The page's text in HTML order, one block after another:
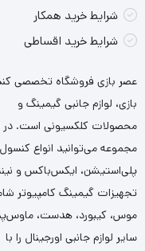
شرایط خرید همکار
شرایط خرید اقساطی
عصر بازی فروشگاه تخصصی
بازی، لوازم جانبی گیمینگ و
محصولات کلکسیونی است. در
مجموعه می‌توانید انواع
پلی‌استیشن، ایکس‌باکس و
تجهیزات گیمینگ کامپیوتر
موس، کیبورد، هدست،
سایر لوازم جانبی اورجینال را با